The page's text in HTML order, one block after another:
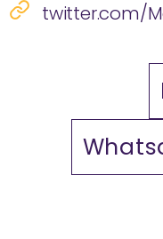
twitter.com/